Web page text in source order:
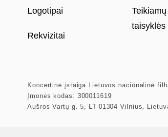
Logotipai
Rekvizitai
taisyklės
Koncertinė įstaiga Lietuvos nacionalinė
Įmonės kodas: 300011619
Aušros Vartų g. 5, LT-01304 Vilnius,